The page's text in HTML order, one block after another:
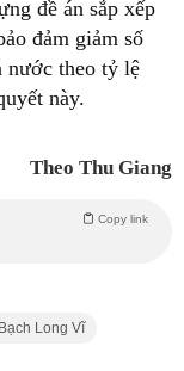
đề án sắp xếp
đảm giảm số
nước theo tỷ lệ
này.
Theo Thu Giang
Copy link
Bạch Long Vĩ